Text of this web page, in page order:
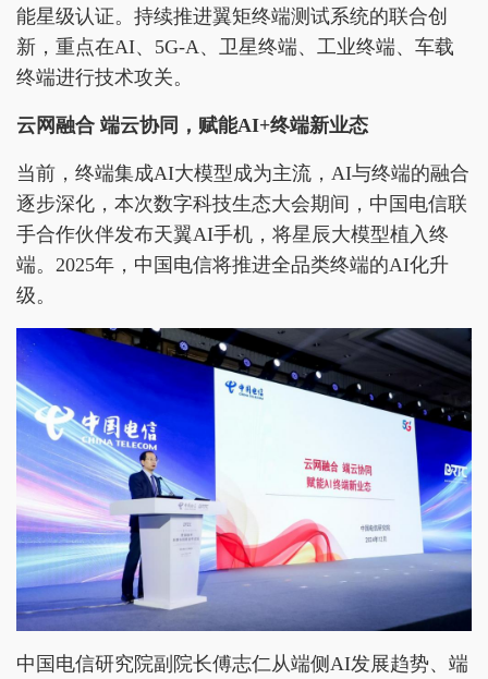
能星级认证。持续推进翼矩终端测试系统的联合创
新，重点在AI、5G-A、卫星终端、工业终端、车载
终端进行技术攻关。
云网融合 端云协同，赋能AI+终端新业态
当前，终端集成AI大模型成为主流，AI与终端的融合
逐步深化，本次数字科技生态大会期间，中国电信联
手合作伙伴发布天翼AI手机，将星辰大模型植入终
端。2025年，中国电信将推进全品类终端的AI化升
级。
中国电信研究院副院长傅志仁从端侧AI发展趋势、端